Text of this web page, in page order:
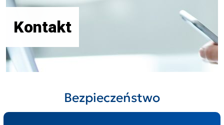
Kontakt
Bezpieczeństwo